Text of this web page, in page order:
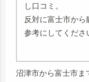
し口コミ。
反対に富士市か
参考にしてくださ
沼津市から富士市ま